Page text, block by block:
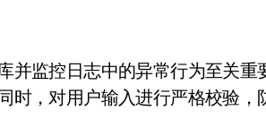
并监控日志中的异常行为至关重
时，对用户输入进行严格校验，